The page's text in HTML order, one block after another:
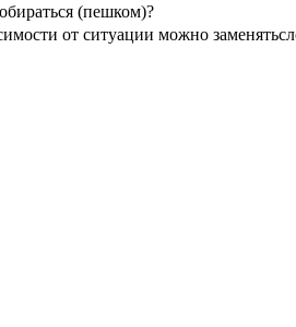
(пешком)?
от ситуации можно